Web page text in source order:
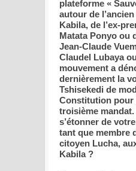
plateforme «
autour de
Kabila, de l’ex-
Matata Ponyo ou
Jean-Claude
Claudel Lubaya
mouvement a
dernièrement la
Tshisekedi de
Constitution pour
troisième
s’étonner de
tant que membre
citoyen Lucha,
Kabila ?